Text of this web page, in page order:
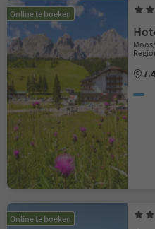
Online te boeken
Online te boeken